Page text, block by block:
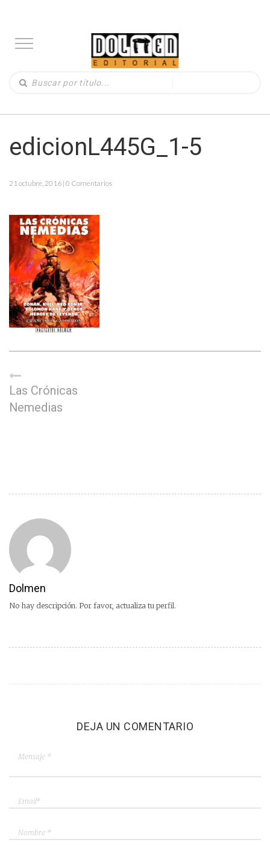
edicionL445G_1-5
21 octubre, 2016 | 0 Comentarios
Las Crónicas
Nemedias
Dolmen
No hay descripción. Por favor, actualiza tu perfil.
DEJA UN COMENTARIO